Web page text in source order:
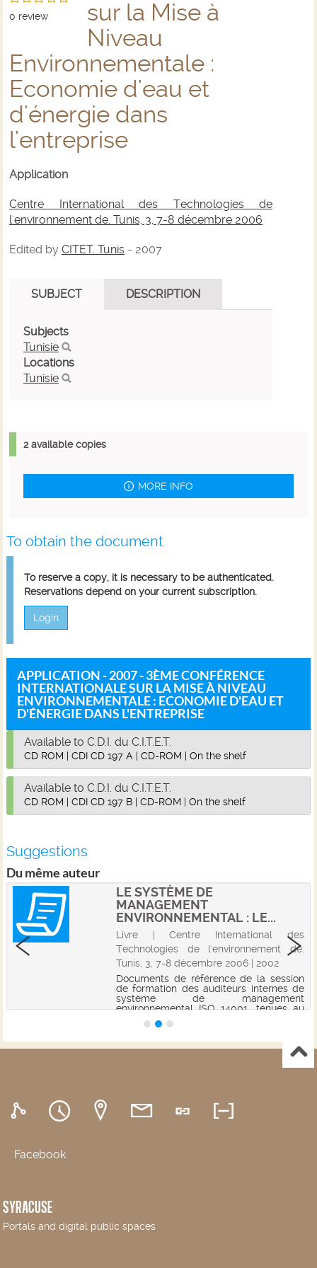
0 review
sur la Mise à
Niveau
Environnementale :
Economie d'eau et
d'énergie dans
l'entreprise
Application
Centre International des Technologies de
l'environnement de. Tunis, 3, 7-8 décembre 2006
Edited by CITET. Tunis - 2007
SUBJECT DESCRIPTION
Subjects
Tunisie
Locations
Tunisie
2 available copies
MORE INFO
To obtain the document
To reserve a copy, it is necessary to be authenticated.
Reservations depend on your current subscription.
Login
APPLICATION - 2007 - 3ÈME CONFÉRENCE
INTERNATIONALE SUR LA MISE À NIVEAU
ENVIRONNEMENTALE : ECONOMIE D'EAU ET
D'ÉNERGIE DANS L'ENTREPRISE
Available to C.D.I. du C.I.T.E.T.
CD ROM | CDI CD 197 A | CD-ROM | On the shelf
Available to C.D.I. du C.I.T.E.T.
CD ROM | CDI CD 197 B | CD-ROM | On the shelf
Suggestions
Du même auteur
LE SYSTÈME DE
MANAGEMENT
ENVIRONNEMENTAL : LE...
Livre | Centre International des
Technologies de l'environnement de.
Tunis, 3, 7-8 décembre 2006 | 2002
Documents de référence de la session
de formation des auditeurs internes de
système de management
environnemental ISO 14001, tenues au
Centre International des Technologies
de l'Environnement de Tunis (CITET),
Facebook
SYRACUSE
Portals and digital public spaces